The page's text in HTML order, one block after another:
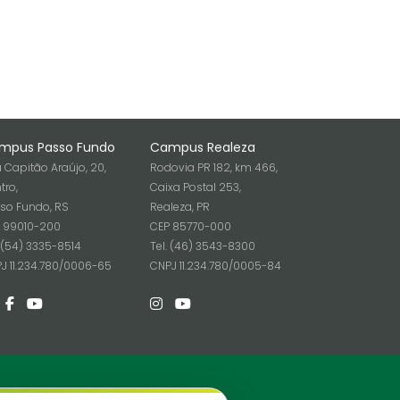
Passo Fundo
Capitão Araújo, 20,
Fundo, RS
99010-200
3335-8514
11.234.780/0006-65
Campus Realeza
Rodovia PR 182, km 466,
Caixa Postal 253,
Realeza, PR
CEP 85770-000
Tel. (46) 3543-8300
CNPJ 11.234.780/0005-84